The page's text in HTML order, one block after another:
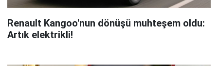
Renault Kangoo'nun dönüşü muhteşem oldu:
Artık elektrikli!